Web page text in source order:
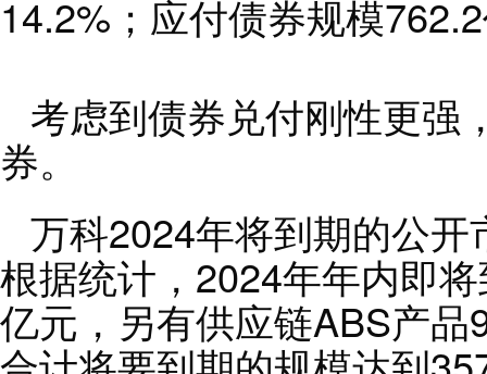
14.2%；应付债券规模
考虑到债券兑付刚性更强
券。
万科2024年将到期的公
根据统计，2024年年内即
亿元，另有供应链ABS产